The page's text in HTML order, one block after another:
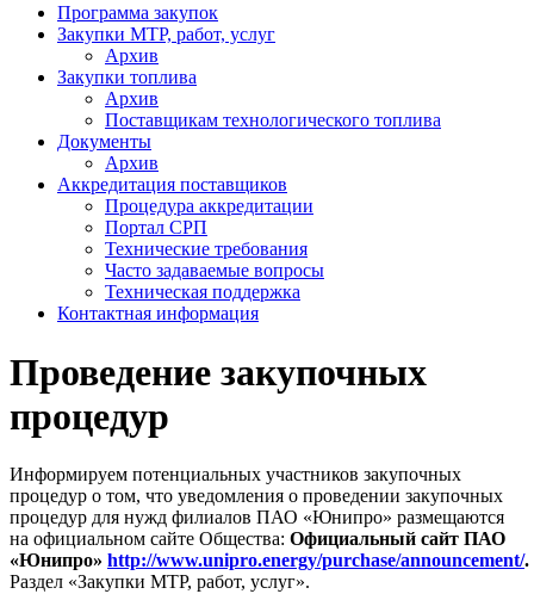
Программа закупок
Закупки МТР, работ, услуг
Архив
Закупки топлива
Архив
Поставщикам технологического топлива
Документы
Архив
Аккредитация поставщиков
Процедура аккредитации
Портал СРП
Технические требования
Часто задаваемые вопросы
Техническая поддержка
Контактная информация
Проведение закупочных
процедур
Информируем потенциальных участников закупочных
процедур о том, что уведомления о проведении закупочных
процедур для нужд филиалов ПАО «Юнипро» размещаются
на официальном сайте Общества: Официальный сайт ПАО
«Юнипро» http://www.unipro.energy/purchase/announcement/.
Раздел «Закупки МТР, работ, услуг».